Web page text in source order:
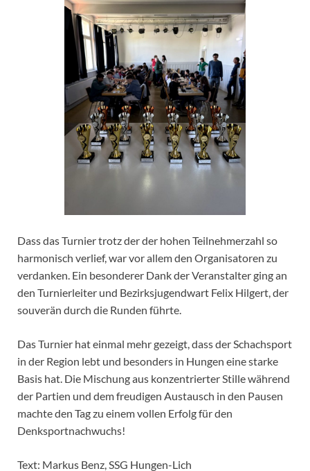
Dass das Turnier trotz der der hohen Teilnehmerzahl so
harmonisch verlief, war vor allem den Organisatoren zu
verdanken. Ein besonderer Dank der Veranstalter ging an
den Turnierleiter und Bezirksjugendwart Felix Hilgert, der
souverän durch die Runden führte.
Das Turnier hat einmal mehr gezeigt, dass der Schachsport
in der Region lebt und besonders in Hungen eine starke
Basis hat. Die Mischung aus konzentrierter Stille während
der Partien und dem freudigen Austausch in den Pausen
machte den Tag zu einem vollen Erfolg für den
Denksportnachwuchs!
Text: Markus Benz, SSG Hungen-Lich